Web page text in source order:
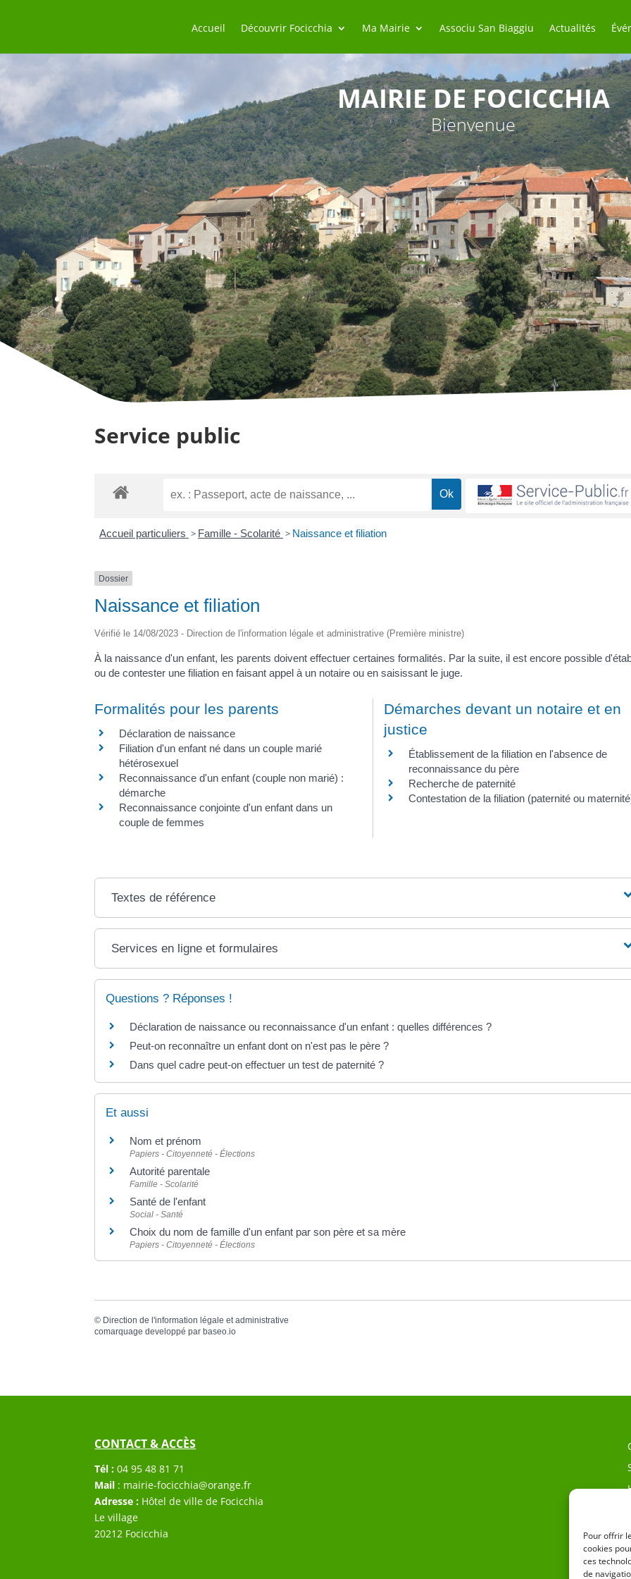
Pour offrir
cookies
ces
de
Accueil Découvrir Focicchia Ma Mairie Associu San Biaggiu Actualités
MAIRIE DE FOCICCHIA
Bienvenue
Service public
Accueil particuliers > Famille - Scolarité > Naissance et filiation
Dossier
Naissance et filiation
Vérifié le 14/08/2023 - Direction de l'information légale et administrative (Première ministre)
À la naissance d'un enfant, les parents doivent effectuer certaines formalités. Par la suite, il est encore possible
ou de contester une filiation en faisant appel à un notaire ou en saisissant le juge.
Formalités pour les parents
Déclaration de naissance
Filiation d'un enfant né dans un couple marié
hétérosexuel
Reconnaissance d'un enfant (couple non marié) :
démarche
Reconnaissance conjointe d'un enfant dans un
couple de femmes
Démarches devant un notaire et en
justice
Établissement de la filiation en l'absence de
reconnaissance du père
Recherche de paternité
Contestation de la filiation (paternité ou
Textes de référence
Services en ligne et formulaires
Questions ? Réponses !
Déclaration de naissance ou reconnaissance d'un enfant : quelles différences ?
Peut-on reconnaître un enfant dont on n'est pas le père ?
Dans quel cadre peut-on effectuer un test de paternité ?
Et aussi
Nom et prénom
Papiers - Citoyenneté - Élections
Autorité parentale
Famille - Scolarité
Santé de l'enfant
Social - Santé
Choix du nom de famille d'un enfant par son père et sa mère
Papiers - Citoyenneté - Élections
© Direction de l'information légale et administrative
comarquage developpé par baseo.io
CONTACT & ACCÈS
Tél : 04 95 48 81 71
Mail : mairie-focicchia@orange.fr
Adresse : Hôtel de ville de Focicchia
Le village
20212 Focicchia